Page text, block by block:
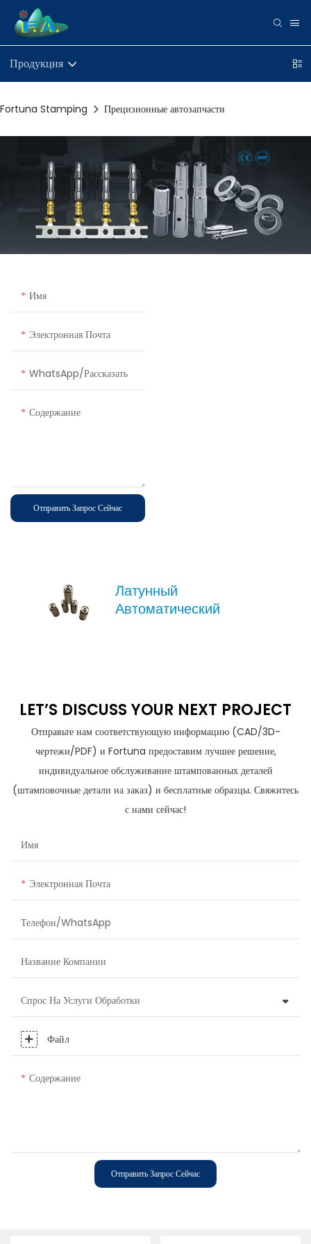
Продукция
Fortuna Stamping Прецизионные автозапчасти
Имя
Электронная Почта
WhatsApp/Рассказать
Содержание
Отправить Запрос Сейчас
Латунный
Автоматический
LET’S DISCUSS YOUR NEXT PROJECT
Отправьте нам соответствующую информацию (CAD/3D-
чертежи/PDF) и Fortuna предоставим лучшее решение,
индивидуальное обслуживание штампованных деталей
(штамповочные детали на заказ) и бесплатные образцы. Свяжитесь
с нами сейчас!
Имя
Электронная Почта
Телефон/WhatsApp
Название Компании
Спрос На Услуги Обработки
Файл
Содержание
Отправить Запрос Сейчас